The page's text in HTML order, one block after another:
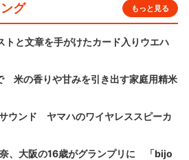
グ もっと見る
トと文章を手がけたカード入りウエハ
米の香りや甘みを引き出す家庭用精米
サウンド ヤマハのワイヤレススピーカ
、大阪の16歳がグランプリに 「bijo